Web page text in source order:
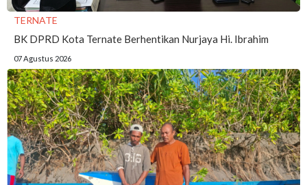
TERNATE
BK DPRD Kota Ternate Berhentikan Nurjaya Hi. Ibrahim
07 Agustus 2026